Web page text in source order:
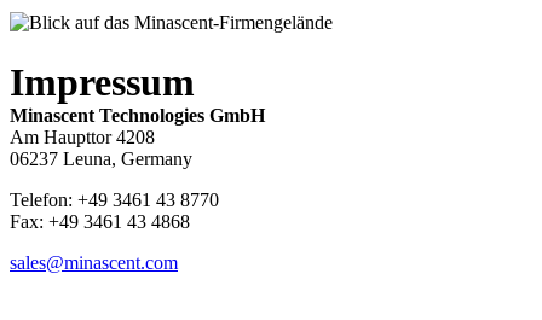
Impressum
Minascent Technologies GmbH
Am Haupttor 4208
06237 Leuna, Germany
Telefon: +49 3461 43 8770
Fax: +49 3461 43 4868
sales@minascent.com